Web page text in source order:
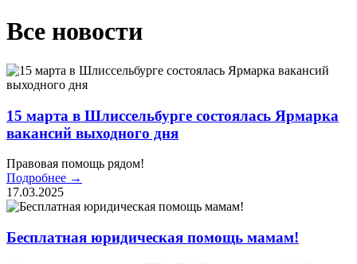
Все новости
15 марта в Шлиссельбурге состоялась Ярмарка
вакансий выходного дня
Правовая помощь рядом!
Подробнее →
17.03.2025
Бесплатная юридическая помощь мамам!